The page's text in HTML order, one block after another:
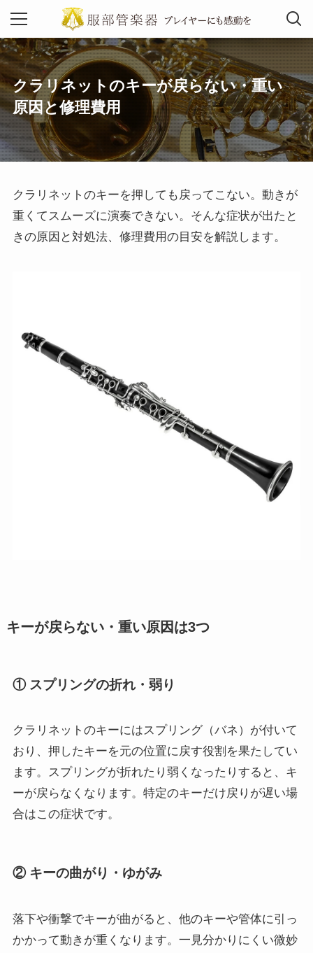
MENU
クラリネットのキーが戻らない・重い
原因と修理費用
クラリネットのキーを押しても戻ってこない。動きが
重くてスムーズに演奏できない。そんな症状が出たと
きの原因と対処法、修理費用の目安を解説します。
キーが戻らない・重い原因は3つ
① スプリングの折れ・弱り
クラリネットのキーにはスプリング（バネ）が付いて
おり、押したキーを元の位置に戻す役割を果たしてい
ます。スプリングが折れたり弱くなったりすると、キ
ーが戻らなくなります。特定のキーだけ戻りが遅い場
合はこの症状です。
② キーの曲がり・ゆがみ
落下や衝撃でキーが曲がると、他のキーや管体に引っ
かかって動きが重くなります。一見分かりにくい微妙